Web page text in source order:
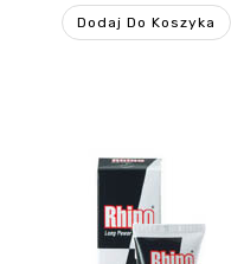
Dodaj Do Koszyka